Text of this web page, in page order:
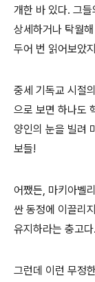
개한 바 있다. 그
상세하거나 탁월
두어 번 읽어보았
중세 기독교 시절
으로 보면 하나도
양인의 눈을 빌려
보들!
어쨌든, 마키아벨
싼 동정에 이끌리
유지하라는 충고
그런데 이런 무정